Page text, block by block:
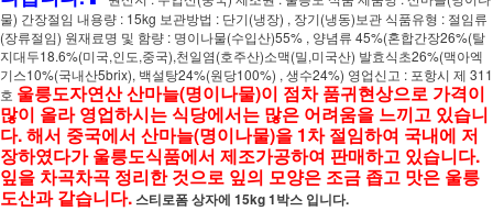
물) 간장절임 내용량 : 15kg 보관방법 : 단기(냉장) , 장기(냉동)보관 식품유형 : 절임류
(장류절임) 원재료명 및 함량 : 명이나물(수입산)55% , 양념류 45%(혼합간장26%(탈
지대두18.6%(미국,인도,중국),천일염(호주산)소맥(밀,미국산) 발효식초26%(맥아엑
기스10%(국내산5brix), 백설탕24%(원당100%) , 생수24%) 영업신고 : 포항시 제 311
호 울릉도자연산 산마늘(명이나물)이 점차 품귀현상으로 가격이
많이 올라 영업하시는 식당에서는 많은 어려움을 느끼고 있습니
다. 해서 중국에서 산마늘(명이나물)을 1차 절임하여 국내에 저
장하였다가 울릉도식품에서 제조가공하여 판매하고 있습니다.
잎을 차곡차곡 정리한 것으로 잎의 모양은 조금 좁고 맛은 울릉
도산과 같습니다. 스티로폼 상자에 15kg 1박스 입니다.